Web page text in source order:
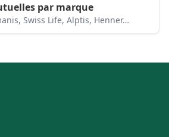
par marque
Swiss Life, Alptis, Henner…